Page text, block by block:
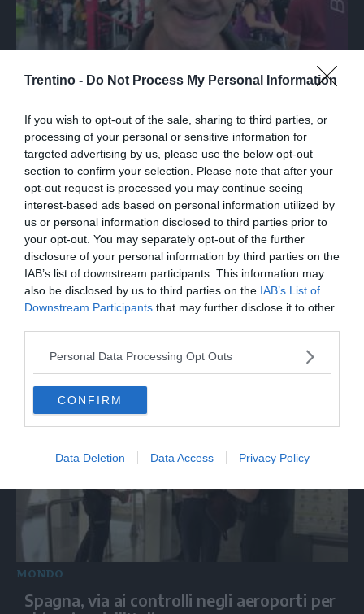
Trentino - Do Not Process My Personal Information
If you wish to opt-out of the sale, sharing to third parties, or
processing of your personal or sensitive information for
targeted advertising by us, please use the below opt-out
section to confirm your selection. Please note that after your
opt-out request is processed you may continue seeing
interest-based ads based on personal information utilized by
us or personal information disclosed to third parties prior to
your opt-out. You may separately opt-out of the further
disclosure of your personal information by third parties on the
IAB’s list of downstream participants. This information may
also be disclosed by us to third parties on the IAB’s List of
Downstream Participants that may further disclose it to other
Personal Data Processing Opt Outs
CONFIRM
Data Deletion Data Access Privacy Policy
Spagna, gli italiani a Fiumicino divisi tra
Marcinelle, La Russa: "C'è chi in passato
voltava le spalle a Marcinelle"
MONDO
Spagna, via ai controlli negli aeroporti per